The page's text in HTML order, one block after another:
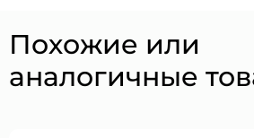
Похожие или
аналогичные